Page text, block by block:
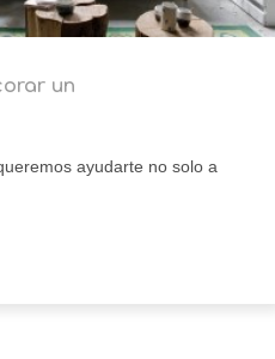
un
ayudarte no solo a